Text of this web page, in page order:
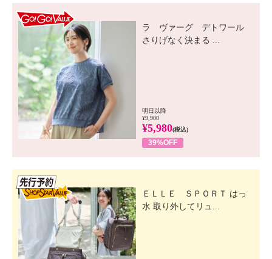
ラ ヴァーグ デトワール
さりげなく決まる ...
明日以降
¥9,900
¥5,980(税込)
39%OFF
ＥＬＬＥ ＳＰＯＲＴ はっ
水 取り外してリュ...